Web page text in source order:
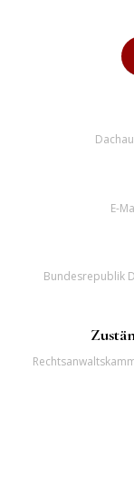
E-
Bundesrepublik